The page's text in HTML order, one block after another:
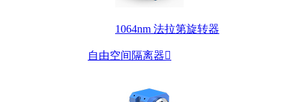
1064nm 法拉第旋转器
自由空间隔离器